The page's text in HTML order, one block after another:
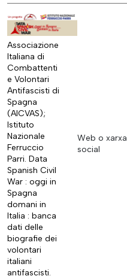
Associazione
Italiana di
Combattenti
e Volontari
Antifascisti di
Spagna
(AICVAS);
Istituto
Nazionale
Ferruccio
Parri. Data
Spanish Civil
War : oggi in
Spagna
domani in
Italia : banca
dati delle
biografie dei
volontari
italiani
antifascisti.
Web o xarxa
social